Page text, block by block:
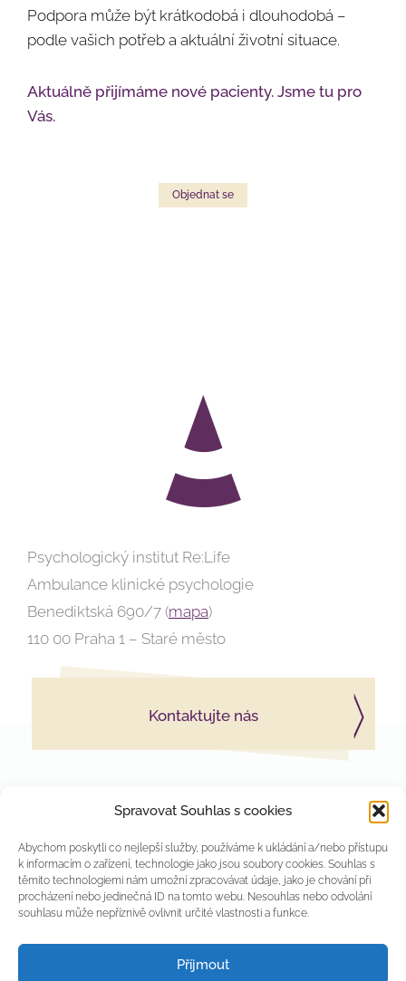
Spravovat Souhlas s cookies
Abychom poskytli co nejlepší služby, používáme k ukládání a/nebo přístupu
k informacím o zařízení, technologie jako jsou soubory cookies. Souhlas s
těmito technologiemi nám umožní zpracovávat údaje, jako je chování při
procházení nebo jedinečná ID na tomto webu. Nesouhlas nebo odvolání
souhlasu může nepříznivě ovlivnit určité vlastnosti a funkce.
Příjmout
Podpora může být krátkodobá i dlouhodobá –
podle vašich potřeb a aktuální životní situace.
Aktuálně přijímáme nové pacienty. Jsme tu pro
Vás.
Objednat se
Psychologický institut Re:Life
Ambulance klinické psychologie
Benediktská 690/7 (mapa)
110 00 Praha 1 – Staré město
Kontaktujte nás